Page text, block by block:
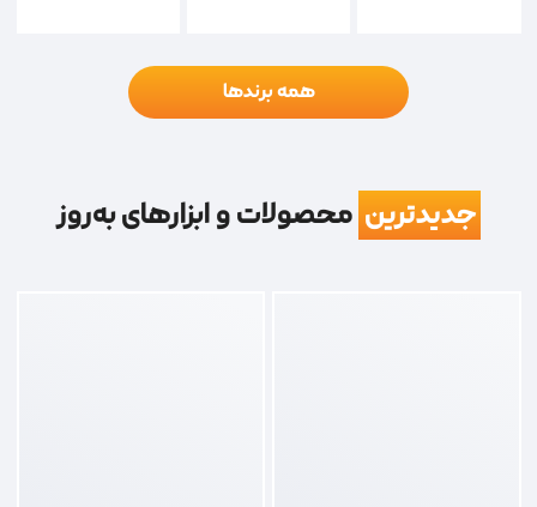
همه برندها
جدیدترین محصولات و ابزارهای به‌روز